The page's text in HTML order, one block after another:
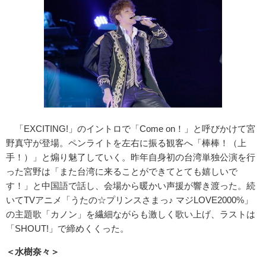
「EXCITING!」のイントロで「Come on！」と呼びかけて宮
野真守が登場。ペンライトを左右に振る観客へ「棒棒！（上
手！）」と煽り魅了していく。昨年自身初の台湾単独公演を行
った宮野は「また台湾に来ることができてとても嬉しいで
す！」と中国語で話し、会場から暖かい声援が響き渡った。続
いてTVアニメ「うたの☆プリンスさまっ♪ マジLOVE2000%」
の主題歌「カノン」を繊細ながらも激しく歌い上げ、ラストは
「SHOUT!」で締めくくった。
＜水樹奈々＞